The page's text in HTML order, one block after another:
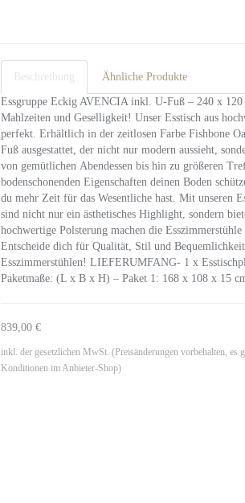
Beschreibung Ähnliche Produkte
Essgruppe Eckig AVENCIA inkl. U-Fuß – 240 x
Mahlzeiten und Geselligkeit! Unser Esstisch aus
perfekt. Erhältlich in der zeitlosen Farbe Fishbone
Fuß ausgestattet, der nicht nur modern aussieht,
von gemütlichen Abendessen bis hin zu größeren
bodenschonenden Eigenschaften deinen Boden
du mehr Zeit für das Wesentliche hast. Mit unseren
sind nicht nur ein ästhetisches Highlight, sondern
hochwertige Polsterung machen die
Entscheide dich für Qualität, Stil und
Esszimmerstühlen! LIEFERUMFANG- 1 x
Paketmaße: (L x B x H) – Paket 1: 168 x 108 x 15
839,00 €
inkl. der gesetzlichen MwSt. (Preisänderungen vorbehalten, es
Konditionen im Anbieter-Shop)